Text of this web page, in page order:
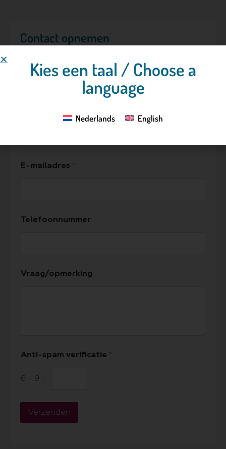
Contact opnemen
E-mailadres *
Telefoonnummer
Vraag/opmerking
Anti-spam verificatie *
6 + 9 =
Verzenden
Kies een taal / Choose a
language
Nederlands English